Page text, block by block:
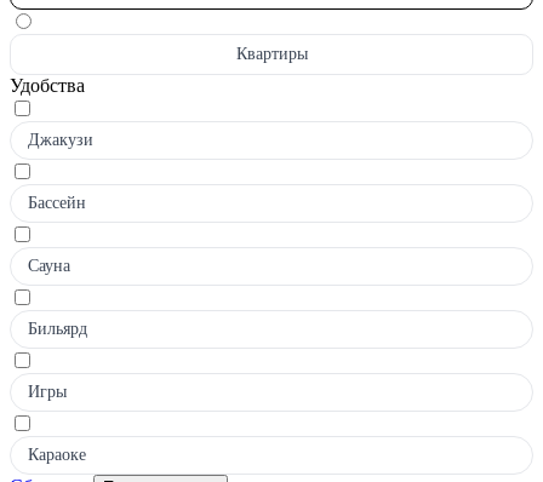
Квартиры
Удобства
Джакузи
Бассейн
Сауна
Бильярд
Игры
Караоке